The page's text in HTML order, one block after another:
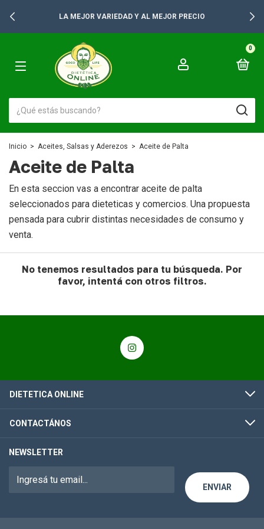
LA MEJOR VARIEDAD Y AL MEJOR PRECIO
0
Inicio > Aceites, Salsas y Aderezos > Aceite de Palta
Aceite de Palta
En esta seccion vas a encontrar aceite de palta
seleccionados para dieteticas y comercios. Una propuesta
pensada para cubrir distintas necesidades de consumo y
venta.
No tenemos resultados para tu búsqueda. Por
favor, intentá con otros filtros.
DIETETICA ONLINE
CONTACTÁNOS
NEWSLETTER